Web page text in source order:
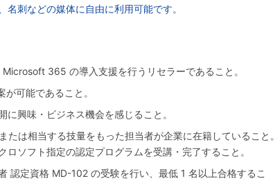
名刺などの媒体に自由に利用可能です。
365 の導入支援を行うリセラーであること。
可能であること。
に興味・ビジネス機会を感じること。
たは相当する技量をもった担当者が企業に在籍していること。
ロソフト指定の認定プログラムを受講・完了すること。
認定資格 MD-102 の受験を行い、最低 1 名以上合格するこ